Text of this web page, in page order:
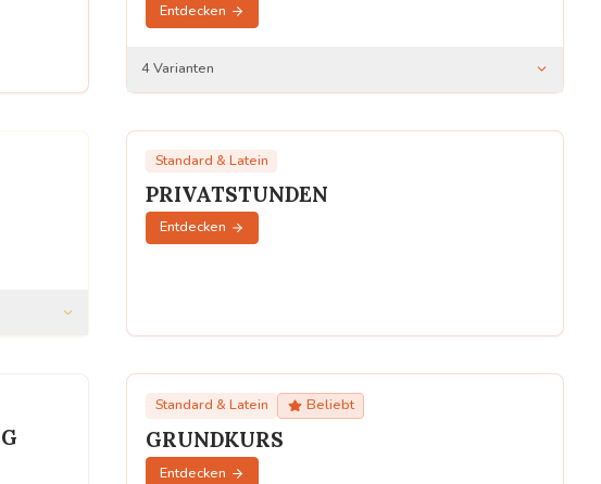
Entdecken
4Varianten
TanzClub Gold
TanzClub Diamant
Standard & Latein
PRIVATSTUNDEN
Entdecken
Standard & Latein Beliebt
GRUNDKURS
Entdecken